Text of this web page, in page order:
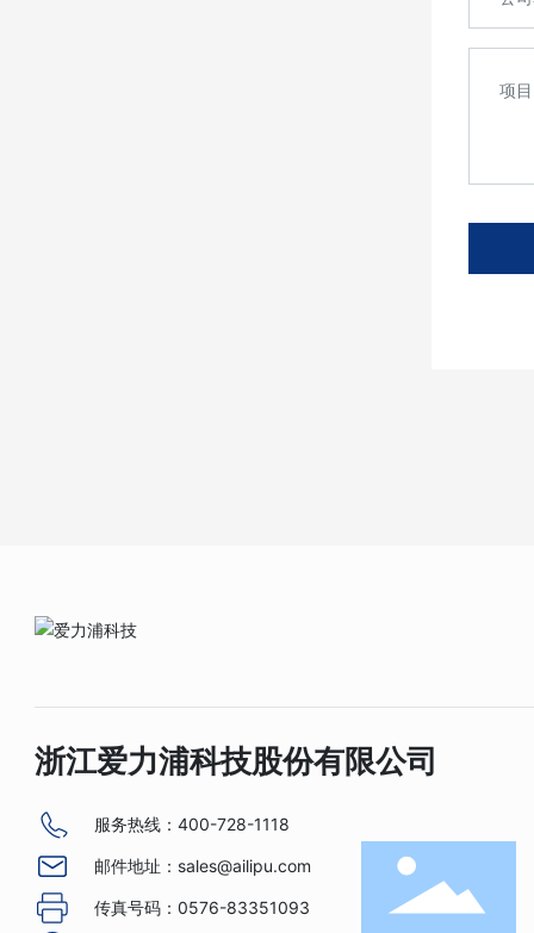
浙江爱力浦科技股份有限公司
服务热线： 400-728-1118
邮件地址： sales@ailipu.com
传真号码： 0576-83351093